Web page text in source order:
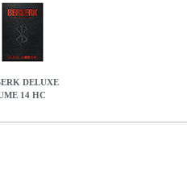
DELUXE
14 HC